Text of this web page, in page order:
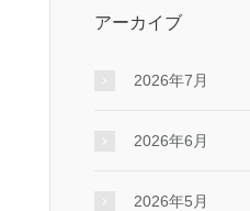
アーカイブ
2026年7月
2026年6月
2026年5月